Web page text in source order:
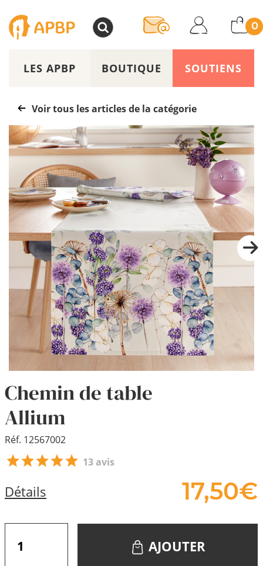
0
LES APBP BOUTIQUE SOUTIENS
Voir tous les articles de la catégorie
Chemin de table
Allium
Réf. 12567002
13 avis
Détails 17,50€
AJOUTER